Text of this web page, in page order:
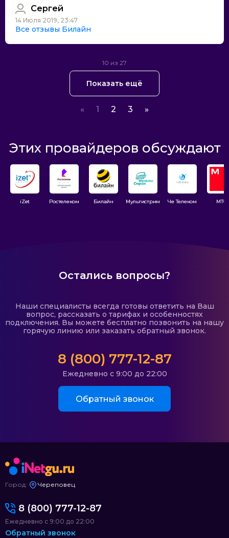
Сергей
14 Июля 2019, 23:47
Все отзывы Билайн
Показать ещё
10 из 27
« 1 2 3 »
Этих провайдеров обсуждают
iZet Ростелеком Билайн Мультистрим Че Телеком МТС
Остались вопросы?
Наши специалисты всегда готовы ответить на Ваш
вопрос, рассказать о тарифах и особенностях
подключения. Вы можете бесплатно позвонить на нашу
горячую линию или заказать обратный звонок.
8 (800) 777-12-87
Ежедневно с 9:00 до 22:00
Обратный звонок
Город: Череповец
8 (800) 777-12-87
Ежедневно с 9:00 до 22:00
Обратный звонок